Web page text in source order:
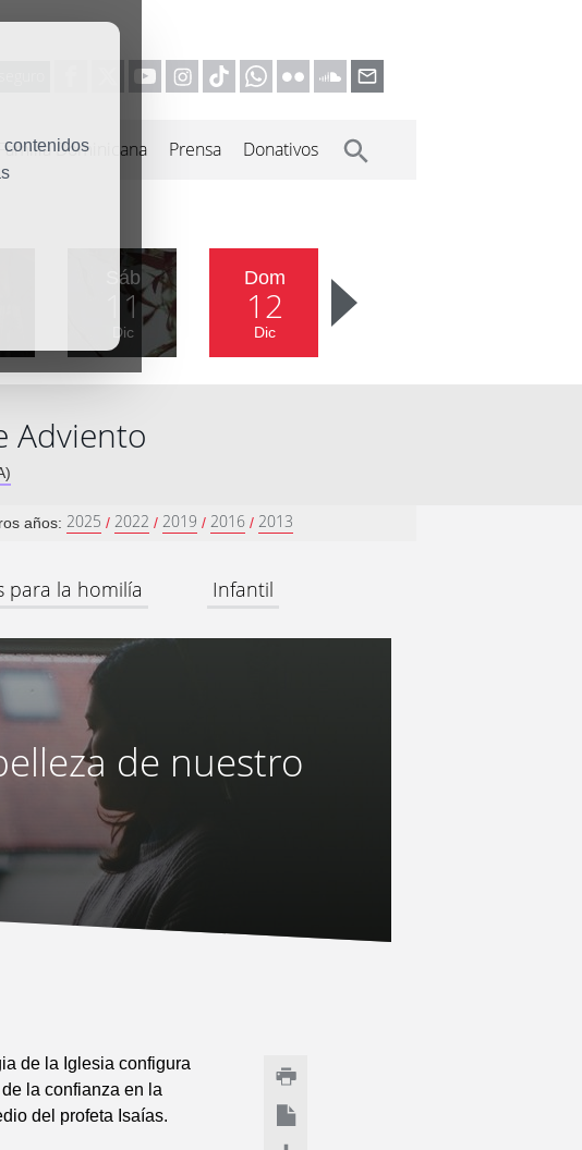
contenidosDominicana Prensa Donativos
Sáb
11
Dic
Dom
12
Dic
Adviento
años: 2025 / 2022 / 2019 / 2016 / 2013
para la homilía Infantil
de nuestro
de la Iglesia configura
la confianza en la
del profeta Isaías.